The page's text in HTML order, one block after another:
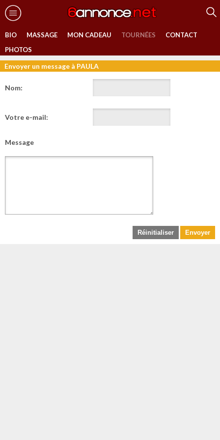
BIO MASSAGE MON CADEAU TOURNÉES
CONTACT
PHOTOS
Envoyer un message à PAULA
Nom:
Votre e-mail:
Message
Réinitialiser Envoyer